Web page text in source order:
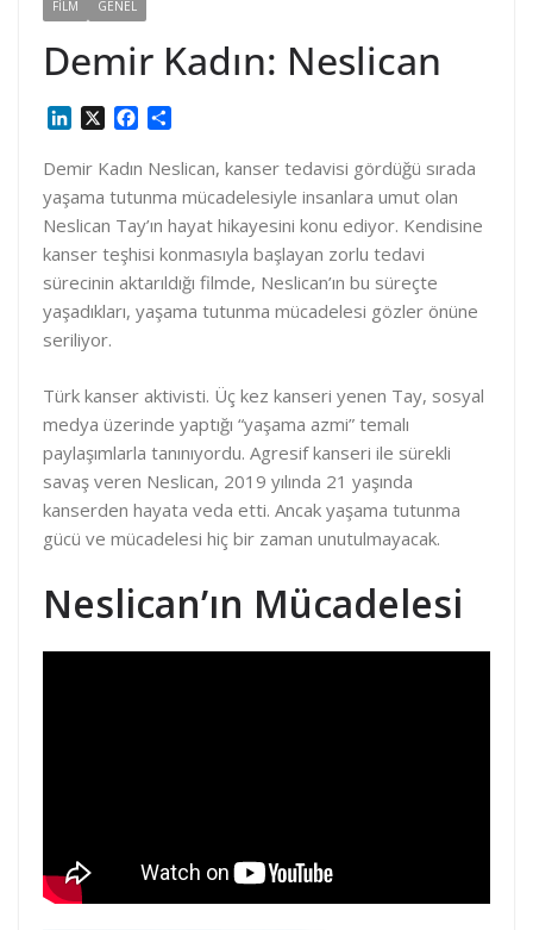
FILM GENEL
Demir Kadın: Neslican
n
k
e
d
I
n
c
e
o
o
k
a
r
Demir Kadın Neslican, kanser tedavisi gördüğü sırada
yaşama tutunma mücadelesiyle insanlara umut olan
Neslican Tay’ın hayat hikayesini konu ediyor. Kendisine
kanser teşhisi konmasıyla başlayan zorlu tedavi
sürecinin aktarıldığı filmde, Neslican’ın bu süreçte
yaşadıkları, yaşama tutunma mücadelesi gözler önüne
seriliyor.
Türk kanser aktivisti. Üç kez kanseri yenen Tay, sosyal
medya üzerinde yaptığı “yaşama azmi” temalı
paylaşımlarla tanınıyordu. Agresif kanseri ile sürekli
savaş veren Neslican, 2019 yılında 21 yaşında
kanserden hayata veda etti. Ancak yaşama tutunma
gücü ve mücadelesi hiç bir zaman unutulmayacak.
Neslican’ın Mücadelesi